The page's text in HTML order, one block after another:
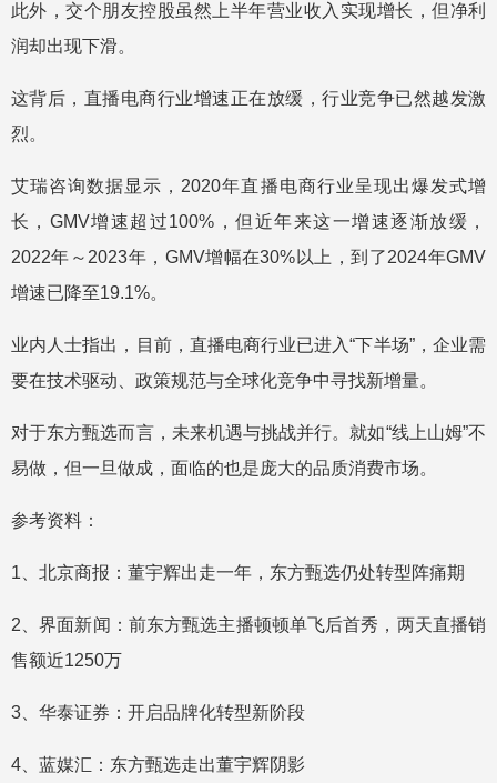
此外，交个朋友控股虽然上半年营业收入实现增长，但净利
润却出现下滑。
这背后，直播电商行业增速正在放缓，行业竞争已然越发激
烈。
艾瑞咨询数据显示，2020年直播电商行业呈现出爆发式增
长，GMV增速超过100%，但近年来这一增速逐渐放缓，
2022年～2023年，GMV增幅在30%以上，到了2024年GMV
增速已降至19.1%。
业内人士指出，目前，直播电商行业已进入“下半场”，企业需
要在技术驱动、政策规范与全球化竞争中寻找新增量。
对于东方甄选而言，未来机遇与挑战并行。就如“线上山姆”不
易做，但一旦做成，面临的也是庞大的品质消费市场。
参考资料：
1、北京商报：董宇辉出走一年，东方甄选仍处转型阵痛期
2、界面新闻：前东方甄选主播顿顿单飞后首秀，两天直播销
售额近1250万
3、华泰证券：开启品牌化转型新阶段
4、蓝媒汇：东方甄选走出董宇辉阴影